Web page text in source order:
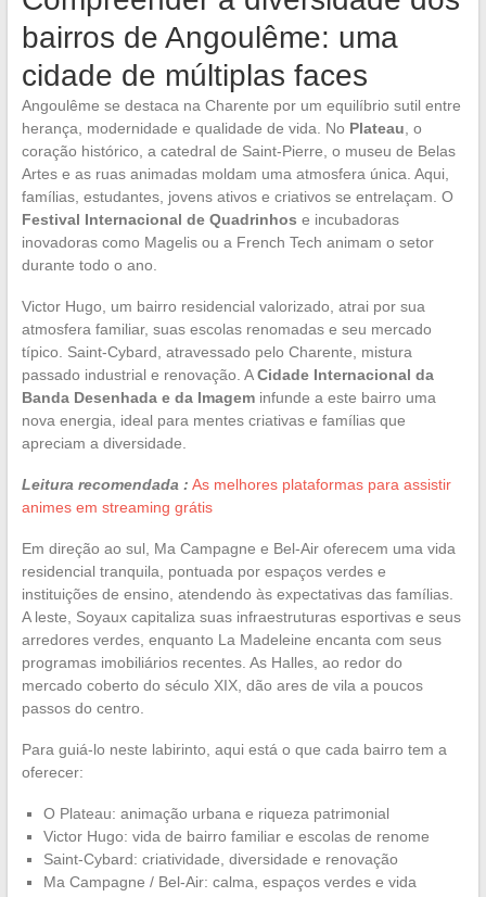
bairros de Angoulême: uma
cidade de múltiplas faces
Angoulême se destaca na Charente por um equilíbrio sutil entre
herança, modernidade e qualidade de vida. No Plateau , o
coração histórico, a catedral de Saint-Pierre, o museu de Belas
Artes e as ruas animadas moldam uma atmosfera única. Aqui,
famílias, estudantes, jovens ativos e criativos se entrelaçam. O
Festival Internacional de Quadrinhos e incubadoras
inovadoras como Magelis ou a French Tech animam o setor
durante todo o ano.
Victor Hugo, um bairro residencial valorizado, atrai por sua
atmosfera familiar, suas escolas renomadas e seu mercado
típico. Saint-Cybard, atravessado pelo Charente, mistura
passado industrial e renovação. ACidade Internacional da
Banda Desenhada e da Imageminfunde a este bairro uma
nova energia, ideal para mentes criativas e famílias que
apreciam a diversidade.
Leitura recomendada : As melhores plataformas para assistir
animes em streaming grátis
Em direção ao sul, Ma Campagne e Bel-Air oferecem uma vida
residencial tranquila, pontuada por espaços verdes e
instituições de ensino, atendendo às expectativas das famílias.
A leste, Soyaux capitaliza suas infraestruturas esportivas e seus
arredores verdes, enquanto La Madeleine encanta com seus
programas imobiliários recentes. As Halles, ao redor do
mercado coberto do século XIX, dão ares de vila a poucos
passos do centro.
Para guiá-lo neste labirinto, aqui está o que cada bairro tem a
oferecer:
O Plateau: animação urbana e riqueza patrimonial
Victor Hugo: vida de bairro familiar e escolas de renome
Saint-Cybard: criatividade, diversidade e renovação
Ma Campagne / Bel-Air: calma, espaços verdes e vida